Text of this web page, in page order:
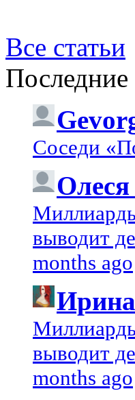
Все статьи
Соседи
выводит
months ago
выводит
months ago